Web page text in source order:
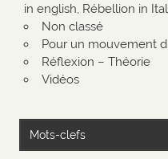
in english, Rébellion in
Non classé
Pour un mouvement
Réflexion – Théorie
Vidéos
Mots-clefs